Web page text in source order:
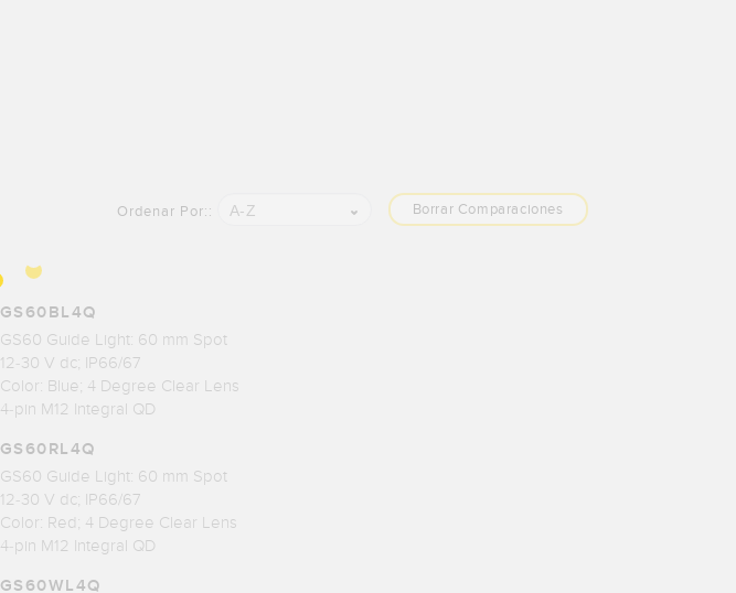
Borrar Comparaciones
Ordenar Por:: A-Z
GS60BL4Q
GS60 Guide Light: 60 mm Spot
12-30 V dc; IP66/67
Color: Blue; 4 Degree Clear Lens
4-pin M12 Integral QD
GS60RL4Q
GS60 Guide Light: 60 mm Spot
12-30 V dc; IP66/67
Color: Red; 4 Degree Clear Lens
4-pin M12 Integral QD
GS60WL4Q